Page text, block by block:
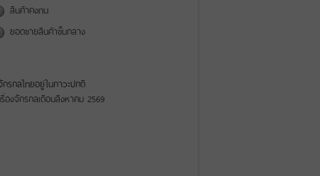
สินค้าคงทน
ยอดขายสินค้าขั้นกลาง
รกลไทยอยู่ในภาวะปกติ
องจักรกลเดือนสิงหาคม 2569